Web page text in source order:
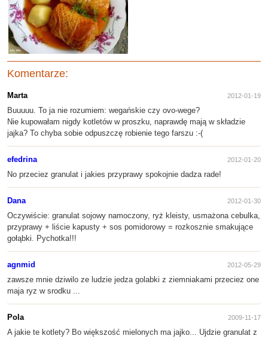
Komentarze:
Marta 2012-01-19
Buuuuu. To ja nie rozumiem: wegańskie czy ovo-wege?
Nie kupowałam nigdy kotletów w proszku, naprawdę mają w składzie
jajka? To chyba sobie odpuszczę robienie tego farszu :-(
efedrina 2012-01-20
No przeciez granulat i jakies przyprawy spokojnie dadza rade!
Dana 2012-01-30
Oczywiście: granulat sojowy namoczony, ryż kleisty, usmażona cebulka,
przyprawy + liście kapusty + sos pomidorowy = rozkosznie smakujące
gołąbki. Pychotka!!!
agnmid 2012-05-29
zawsze mnie dziwilo ze ludzie jedza golabki z ziemniakami przeciez one
maja ryz w srodku ...
Pola 2009-11-17
A jakie te kotlety? Bo większość mielonych ma jajko... Ujdzie granulat z